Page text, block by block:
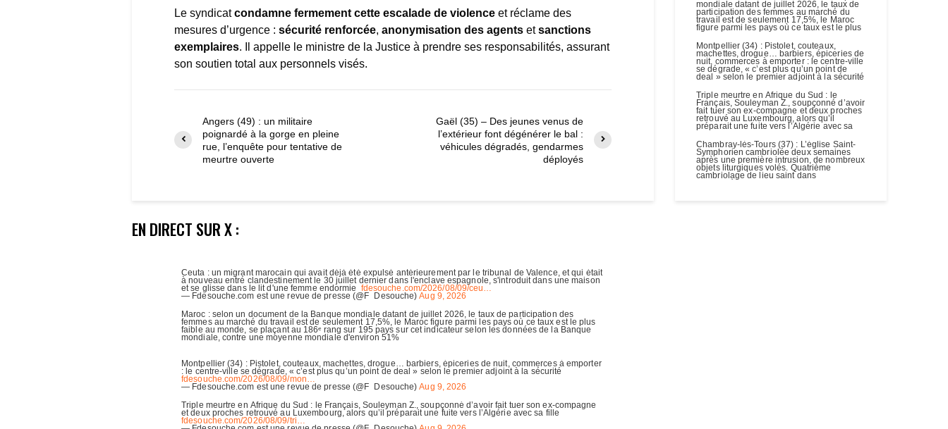
Le syndicatcondamne fermement cette escalade de violence et réclame des
mesures d’urgence : sécurité renforcée, anonymisation des agents etsanctions
exemplaires. Il appelle le ministre de la Justice à prendre ses responsabilités, assurant
son soutien total aux personnels visés.
Angers (49) : un militaire
poignardé à la gorge en pleine
rue, l’enquête pour tentative de
meurtre ouverte
Gaël (35) – Des jeunes venus de
l’extérieur font dégénérer le bal :
véhicules dégradés, gendarmes
déployés
EN DIRECT SUR X :